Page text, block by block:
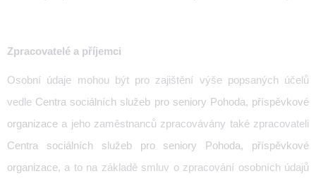
Zpracovatelé a příjemci
Osobní údaje mohou být pro zajištění výše popsaných účelů
vedle Centra sociálních služeb pro seniory Pohoda, příspěvkové
organizace a jeho zaměstnanců zpracovávány také zpracovateli
Centra sociálních služeb pro seniory Pohoda, příspěvkové
organizace, a to na základě smluv o zpracování osobních údajů